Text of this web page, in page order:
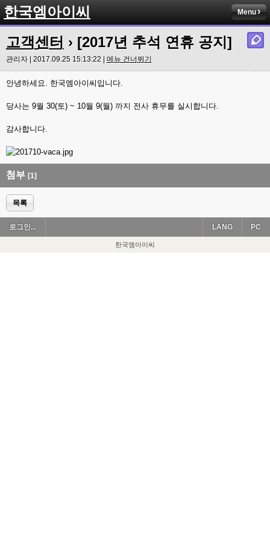
한국엠아이씨 Menu
고객센터 › [2017년 추석 연휴 공지]
관리자 | 2017.09.25 15:13:22 | 메뉴 건너뛰기
안녕하세요. 한국엠아이씨입니다.
당사는 9월 30(토) ~ 10월 9(월) 까지 전사 휴무를 실시합니다.
감사합니다.
첨부 [1]
목록
로그인... PC
LANG
한국엠아이씨